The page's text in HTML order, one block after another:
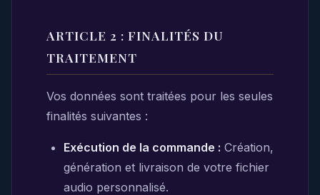
ARTICLE 2 : FINALITÉS DU
TRAITEMENT
Vos données sont traitées pour les seules
finalités suivantes :
Exécution de la commande : Création,
génération et livraison de votre fichier
audio personnalisé.